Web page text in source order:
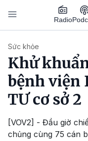
Nhảy đến nội dung
Radio
Sức khỏe
Khử
bệnh viện
TƯ cơ sở 2
[VOV2] - Đầu giờ
chủng cùng 75 cán